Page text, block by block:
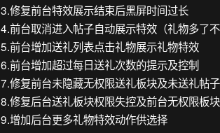
3.修复前台特效展示结束后黑屏时间过长
4.前台取消进入帖子自动展示特效（礼物多了
5.前台增加送礼列表点击礼物展示礼物特效
6.前台增加超过每日送礼次数的提示及控制
7.修复前台未隐藏无权限送礼板块及未送礼帖
8.修复后台送礼板块权限失控及前台无权限板
9.增加后台更多礼物特效动作供选择